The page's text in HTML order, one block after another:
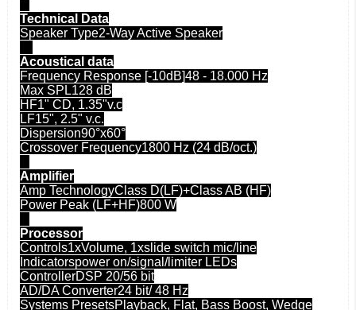
Technical Data
Speaker Type2-Way Active Speaker
Acoustical data
Frequency Response [-10dB]48 - 18.000 Hz
Max SPL128 dB
HF1" CD, 1.35"v.c
LF15", 2.5" v.c.
Dispersion90°x60°
Crossover Frequency1800 Hz (24 dB/oct.)
Amplifier
Amp TechnologyClass D(LF)+Class AB (HF)
Power Peak (LF+HF)800 W
Processor
Controls1xVolume, 1xslide switch mic/line
Indicatorspower on/signal/limiter LEDs
ControllerDSP 20/56 bit
AD/DA Converter24 bit/ 48 Hz
Systems PresetsPlayback, Flat, Bass Boost, Wedge